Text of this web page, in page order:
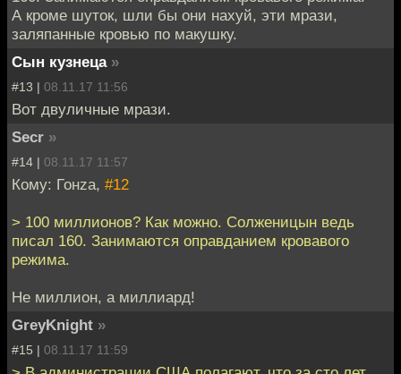
А кроме шуток, шли бы они нахуй, эти мрази,
заляпанные кровью по макушку.
Сын кузнеца »
#13 | 08.11.17 11:56
Вот двуличные мрази.
Secr »
#14 | 08.11.17 11:57
Кому: Гонzа, #12
> 100 миллионов? Как можно. Солженицын ведь
писал 160. Занимаются оправданием кровавого
режима.
Не миллион, а миллиард!
GreyKnight »
#15 | 08.11.17 11:59